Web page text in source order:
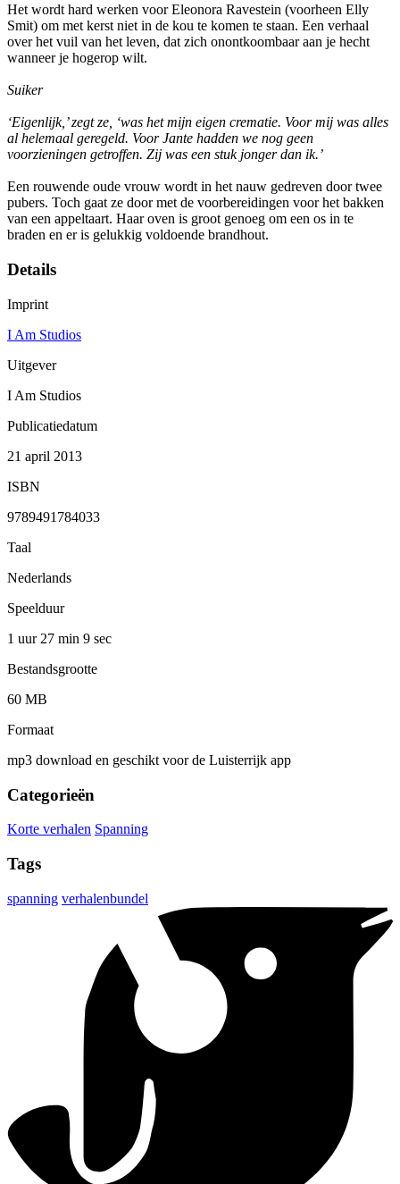
Het wordt hard werken voor Eleonora Ravestein (voorheen Elly
Smit) om met kerst niet in de kou te komen te staan. Een verhaal
over het vuil van het leven, dat zich onontkoombaar aan je hecht
wanneer je hogerop wilt.
Suiker
‘Eigenlijk,’ zegt ze, ‘was het mijn eigen crematie. Voor mij was alles
al helemaal geregeld. Voor Jante hadden we nog geen
voorzieningen getroffen. Zij was een stuk jonger dan ik.’
Een rouwende oude vrouw wordt in het nauw gedreven door twee
pubers. Toch gaat ze door met de voorbereidingen voor het bakken
van een appeltaart. Haar oven is groot genoeg om een os in te
braden en er is gelukkig voldoende brandhout.
Details
Imprint
I Am Studios
Uitgever
I Am Studios
Publicatiedatum
21 april 2013
ISBN
9789491784033
Taal
Nederlands
Speelduur
1 uur 27 min 9 sec
Bestandsgrootte
60 MB
Formaat
mp3 download en geschikt voor de Luisterrijk app
Categorieën
Korte verhalen Spanning
Tags
spanning verhalenbundel